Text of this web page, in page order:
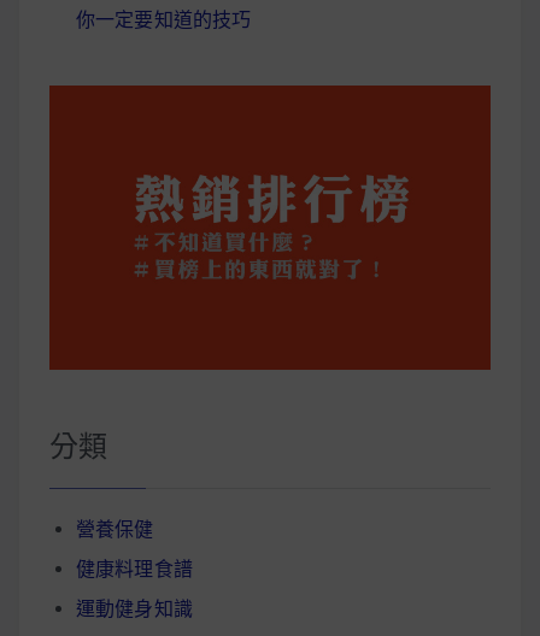
你一定要知道的技巧
分類
營養保健
健康料理食譜
運動健身知識